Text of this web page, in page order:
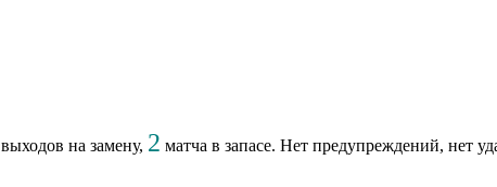
выходов на замену, 2 матча в запасе. Нет предупреждений, нет